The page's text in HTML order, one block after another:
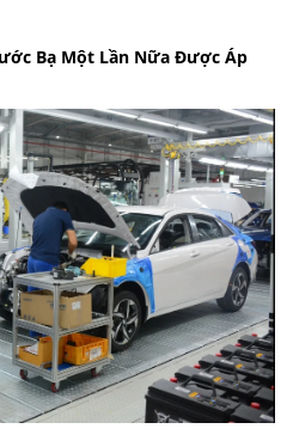
Bạ Một Lần Nữa Được Áp